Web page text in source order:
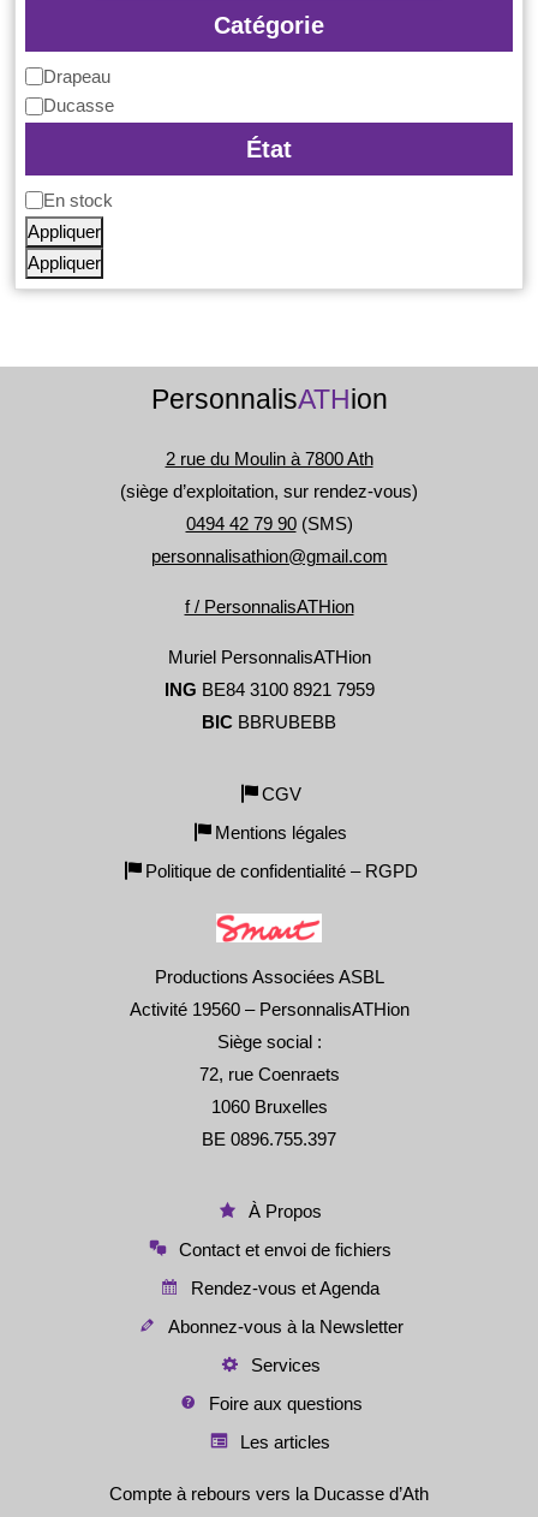
Catégorie
Catégorie
Drapeau
Ducasse
État
Disponibilité
En stock
Appliquer
Appliquer
PersonnalisATHion
2 rue du Moulin à 7800 Ath
(siège d’exploitation, sur rendez-vous)
0494 42 79 90(SMS)
personnalisathion@gmail.com
f / PersonnalisATHion
Muriel PersonnalisATHion
ING BE84 3100 8921 7959
BIC BBRUBEBB
CGV
Mentions légales
Politique de confidentialité – RGPD
Productions Associées ASBL
Activité 19560 – PersonnalisATHion
Siège social :
72, rue Coenraets
1060 Bruxelles
BE 0896.755.397
À Propos
Contact et envoi de fichiers
Rendez-vous et Agenda
Abonnez-vous à la Newsletter
Services
Foire aux questions
Les articles
Compte à rebours vers la Ducasse d’Ath